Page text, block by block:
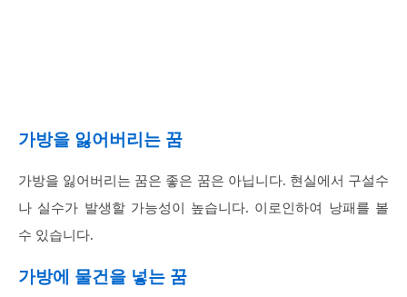
가방을 잃어버리는 꿈
가방을 잃어버리는 꿈은 좋은 꿈은 아닙니다. 현실에서 구설수
나 실수가 발생할 가능성이 높습니다. 이로인하여 낭패를 볼
수 있습니다.
가방에 물건을 넣는 꿈